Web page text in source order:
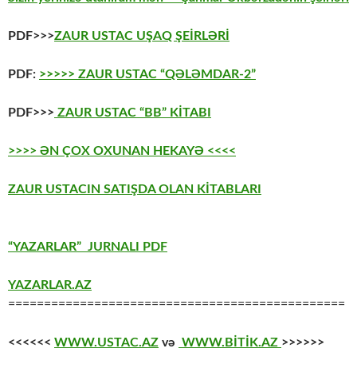
PDF>>>ZAUR USTAC UŞAQ ŞEİRLƏRİ
PDF: >>>>> ZAUR USTAC “QƏLƏMDAR-2”
PDF>>> ZAUR USTAC “BB” KİTABI
>>>> ƏN ÇOX OXUNAN HEKAYƏ <<<<
ZAUR USTACIN SATIŞDA OLAN KİTABLARI
“YAZARLAR” JURNALI PDF
YAZARLAR.AZ
===============================================
<<<<<< WWW.USTAC.AZ və WWW.BİTİK.AZ >>>>>>